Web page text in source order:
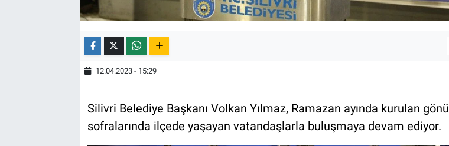
12.04.2023 - 15:29
Silivri Belediye Başkanı Volkan Yılmaz, Ramazan ayında kurulan gönül
sofralarında ilçede yaşayan vatandaşlarla buluşmaya devam ediyor.